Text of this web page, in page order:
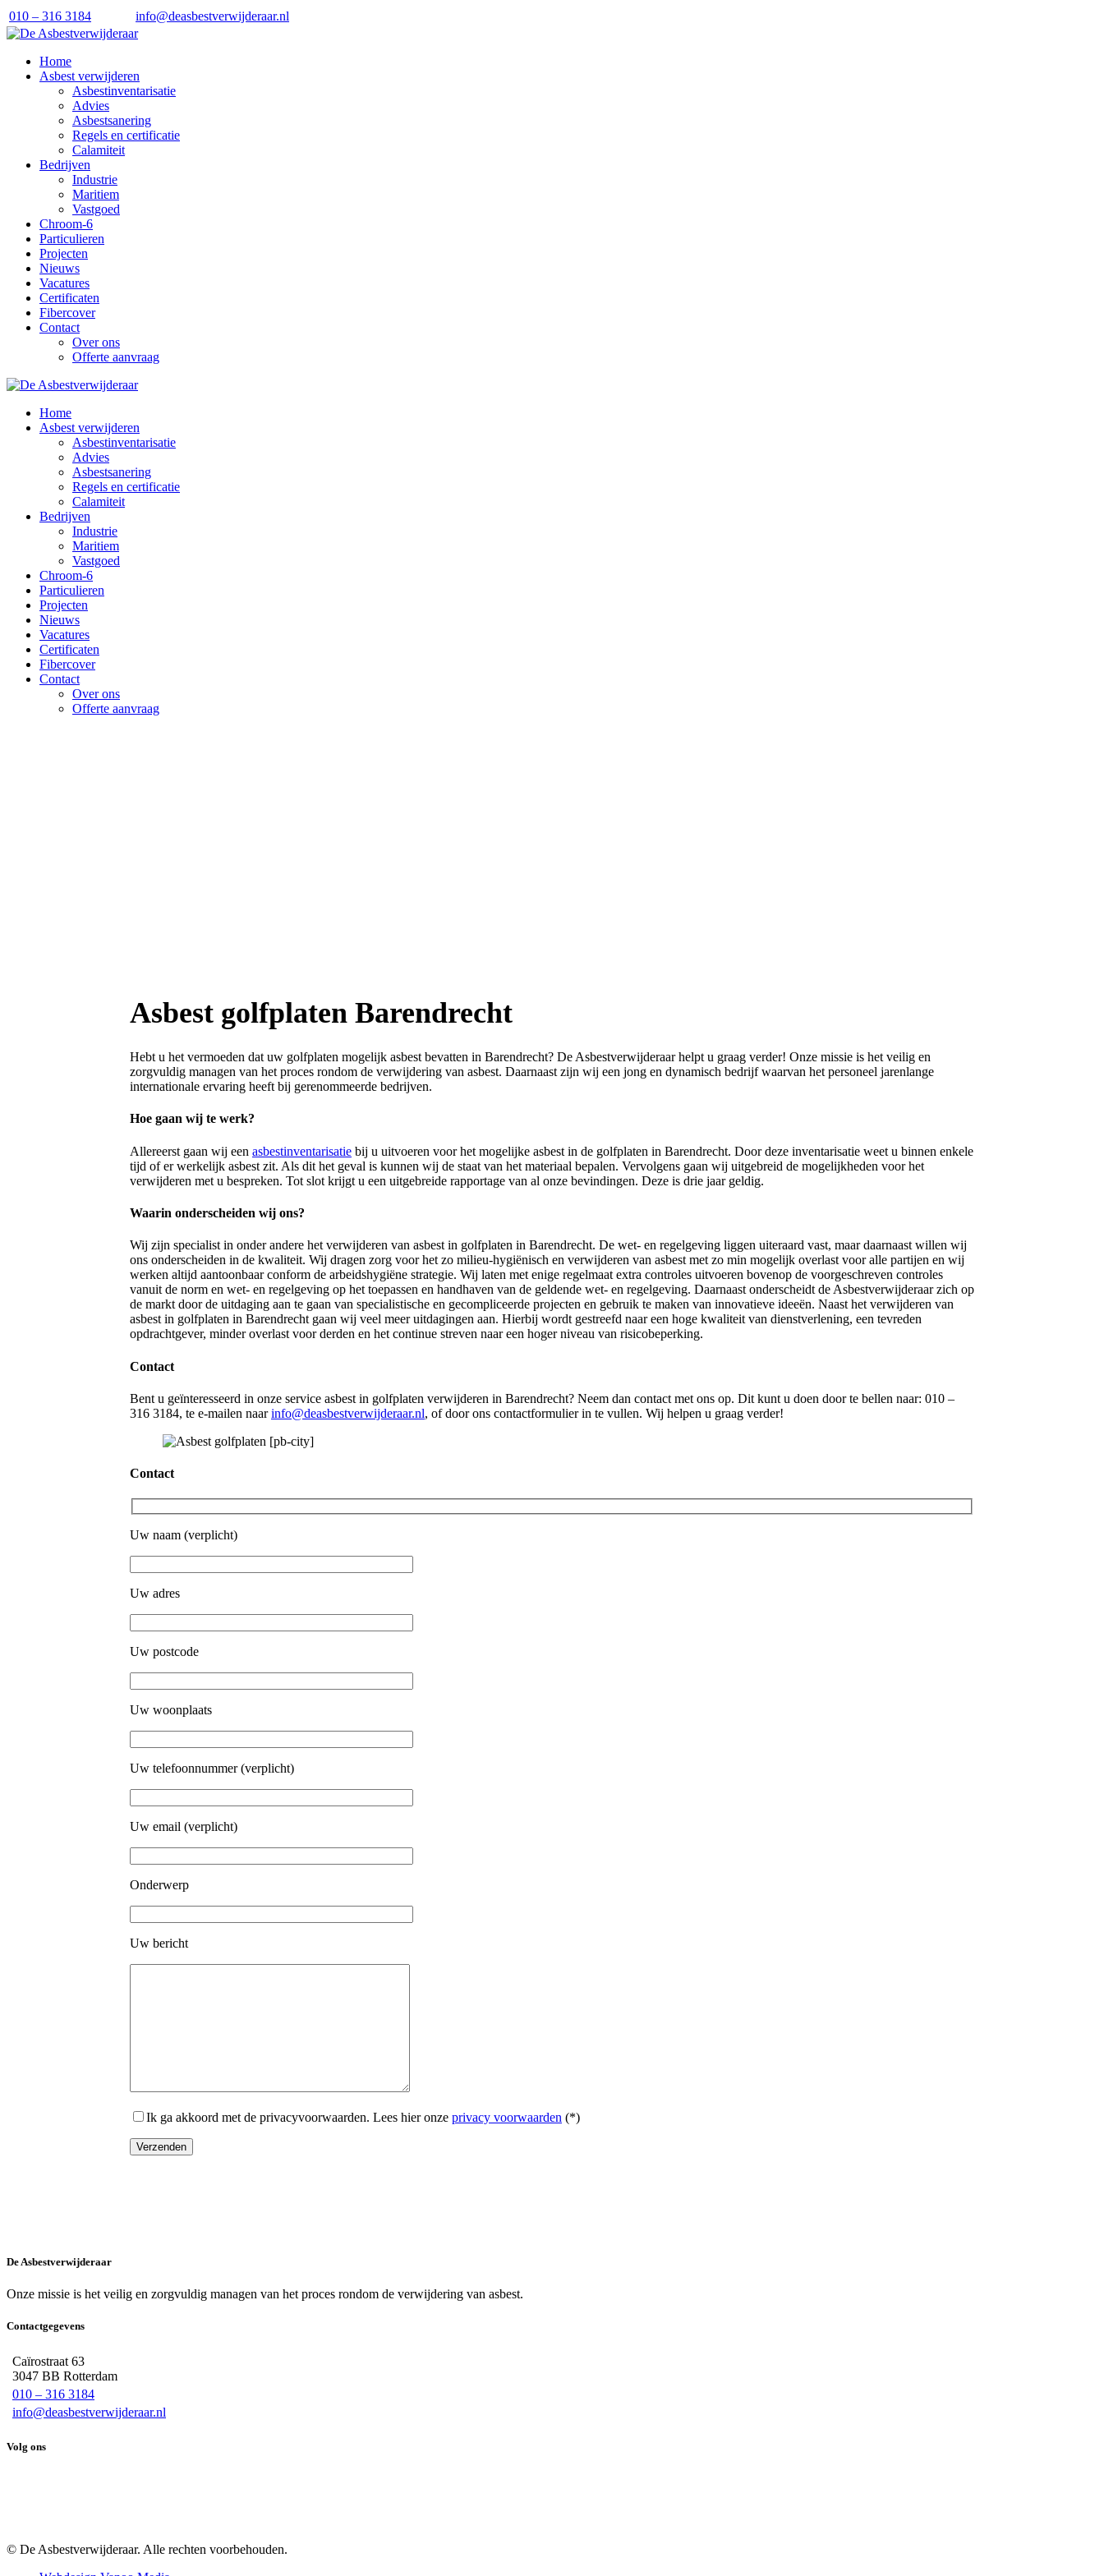
010 – 316 3184 info@deasbestverwijderaar.nl
Home
Asbest verwijderen
Asbestinventarisatie
Advies
Asbestsanering
Regels en certificatie
Calamiteit
Bedrijven
Industrie
Maritiem
Vastgoed
Chroom-6
Particulieren
Projecten
Nieuws
Vacatures
Certificaten
Fibercover
Contact
Over ons
Offerte aanvraag
Home
Asbest verwijderen
Asbestinventarisatie
Advies
Asbestsanering
Regels en certificatie
Calamiteit
Bedrijven
Industrie
Maritiem
Vastgoed
Chroom-6
Particulieren
Projecten
Nieuws
Vacatures
Certificaten
Fibercover
Contact
Over ons
Offerte aanvraag
Asbest golfplaten Barendrecht
Hebt u het vermoeden dat uw golfplaten mogelijk asbest bevatten in Barendrecht? De Asbestverwijderaar helpt u graag verder! Onze missie is het veilig en
zorgvuldig managen van het proces rondom de verwijdering van asbest. Daarnaast zijn wij een jong en dynamisch bedrijf waarvan het personeel jarenlange
internationale ervaring heeft bij gerenommeerde bedrijven.
Hoe gaan wij te werk?
Allereerst gaan wij een asbestinventarisatie bij u uitvoeren voor het mogelijke asbest in de golfplaten in Barendrecht. Door deze inventarisatie weet u binnen enkele
tijd of er werkelijk asbest zit. Als dit het geval is kunnen wij de staat van het materiaal bepalen. Vervolgens gaan wij uitgebreid de mogelijkheden voor het
verwijderen met u bespreken. Tot slot krijgt u een uitgebreide rapportage van al onze bevindingen. Deze is drie jaar geldig.
Waarin onderscheiden wij ons?
Wij zijn specialist in onder andere het verwijderen van asbest in golfplaten in Barendrecht. De wet- en regelgeving liggen uiteraard vast, maar daarnaast willen wij
ons onderscheiden in de kwaliteit. Wij dragen zorg voor het zo milieu-hygiënisch en verwijderen van asbest met zo min mogelijk overlast voor alle partijen en wij
werken altijd aantoonbaar conform de arbeidshygiëne strategie. Wij laten met enige regelmaat extra controles uitvoeren bovenop de voorgeschreven controles
vanuit de norm en wet- en regelgeving op het toepassen en handhaven van de geldende wet- en regelgeving. Daarnaast onderscheidt de Asbestverwijderaar zich op
de markt door de uitdaging aan te gaan van specialistische en gecompliceerde projecten en gebruik te maken van innovatieve ideeën. Naast het verwijderen van
asbest in golfplaten in Barendrecht gaan wij veel meer uitdagingen aan. Hierbij wordt gestreefd naar een hoge kwaliteit van dienstverlening, een tevreden
opdrachtgever, minder overlast voor derden en het continue streven naar een hoger niveau van risicobeperking.
Contact
Bent u geïnteresseerd in onze service asbest in golfplaten verwijderen in Barendrecht? Neem dan contact met ons op. Dit kunt u doen door te bellen naar: 010 –
316 3184, te e-mailen naarinfo@deasbestverwijderaar.nl, of door ons contactformulier in te vullen. Wij helpen u graag verder!
Contact
Uw naam (verplicht)
Uw adres
Uw postcode
Uw woonplaats
Uw telefoonnummer (verplicht)
Uw email (verplicht)
Onderwerp
Uw bericht
Ik ga akkoord met de privacyvoorwaarden. Lees hier onze privacy voorwaarden (*)
De Asbestverwijderaar
Onze missie is het veilig en zorgvuldig managen van het proces rondom de verwijdering van asbest.
Contactgegevens
Caïrostraat 63
3047 BB Rotterdam
010 – 316 3184
info@deasbestverwijderaar.nl
Volg ons
© De Asbestverwijderaar. Alle rechten voorbehouden.